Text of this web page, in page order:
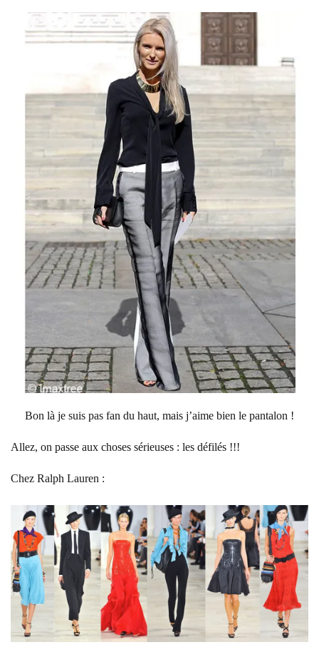
Bon là je suis pas fan du haut, mais j’aime bien le pantalon !
Allez, on passe aux choses sérieuses : les défilés !!!
Chez Ralph Lauren :